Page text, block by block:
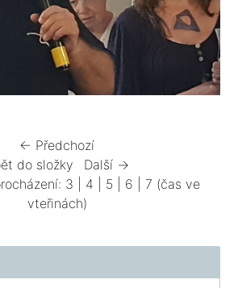
← Předchozí
do složky
Další →
3 4 5 6 7 (čas ve
vteřinách)